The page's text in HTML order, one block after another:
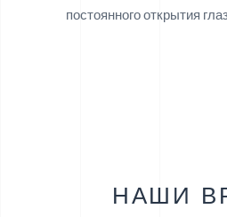
постоянного открытия
НАШИ